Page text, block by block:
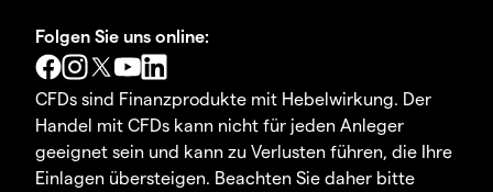
Folgen Sie uns online:
CFDs sind Finanzprodukte mit Hebelwirkung. Der
Handel mit CFDs kann nicht für jeden Anleger
geeignet sein und kann zu Verlusten führen, die Ihre
Einlagen übersteigen. Beachten Sie daher bitte